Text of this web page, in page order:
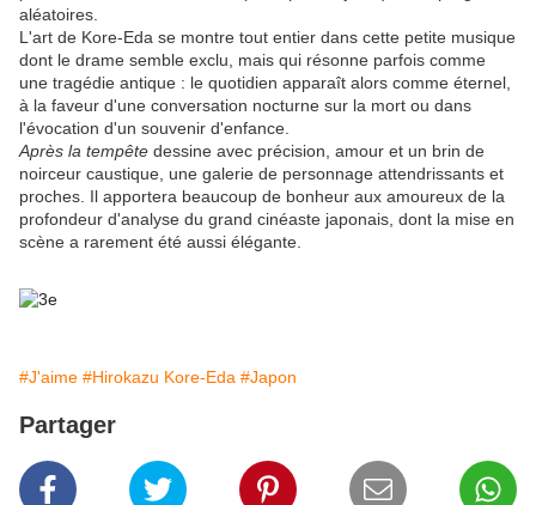
aléatoires.
L'art de Kore-Eda se montre tout entier dans cette petite musique
dont le drame semble exclu, mais qui résonne parfois comme
une tragédie antique : le quotidien apparaît alors comme éternel,
à la faveur d'une conversation nocturne sur la mort ou dans
l'évocation d'un souvenir d'enfance.
Après la tempête dessine avec précision, amour et un brin de
noirceur caustique, une galerie de personnage attendrissants et
proches. Il apportera beaucoup de bonheur aux amoureux de la
profondeur d'analyse du grand cinéaste japonais, dont la mise en
scène a rarement été aussi élégante.
#J'aime #Hirokazu Kore-Eda #Japon
Partager